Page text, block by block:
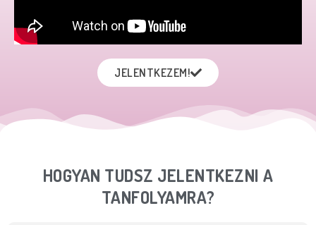
JELENTKEZEM!
HOGYAN TUDSZ JELENTKEZNI A
TANFOLYAMRA?